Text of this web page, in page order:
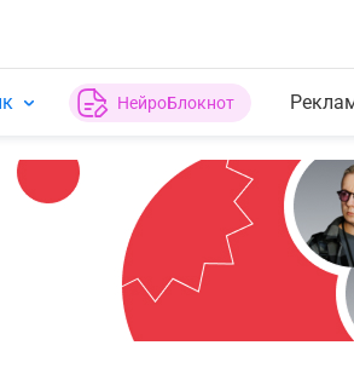
НейроБлокнот